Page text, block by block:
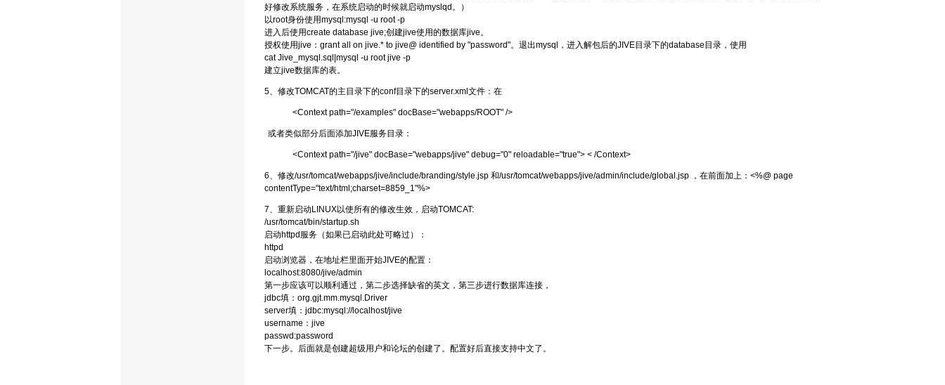
好修改系统服务，在系统启动的时候就启动myslqd。）
以root身份使用mysql:mysql -u root -p
进入后使用create database jive;创建jive使用的数据库jive。
授权使用jive：grant all on jive.* to jive@ identified by "password"。退出mysql，进入解包后的JIVE目录下的database目录，使用
cat Jive_mysql.sql|mysql -u root jive -p
建立jive数据库的表。
5、修改TOMCAT的主目录下的conf目录下的server.xml文件：在
<Context path="/examples" docBase="webapps/ROOT" />
或者类似部分后面添加JIVE服务目录：
<Context path="/jive" docBase="webapps/jive" debug="0" reloadable="true"> < /Context>
6、修改/usr/tomcat/webapps/jive/include/branding/style.jsp 和/usr/tomcat/webapps/jive/admin/include/global.jsp ，在前面加上：<%@ page
contentType="text/html;charset=8859_1"%>
7、重新启动LINUX以使所有的修改生效，启动TOMCAT:
/usr/tomcat/bin/startup.sh
启动httpd服务（如果已启动此处可略过）：
httpd
启动浏览器，在地址栏里面开始JIVE的配置：
localhost:8080/jive/admin
第一步应该可以顺利通过，第二步选择缺省的英文，第三步进行数据库连接，
jdbc填：org.gjt.mm.mysql.Driver
server填：jdbc:mysql://localhost/jive
username：jive
passwd:password
下一步。后面就是创建超级用户和论坛的创建了。配置好后直接支持中文了。